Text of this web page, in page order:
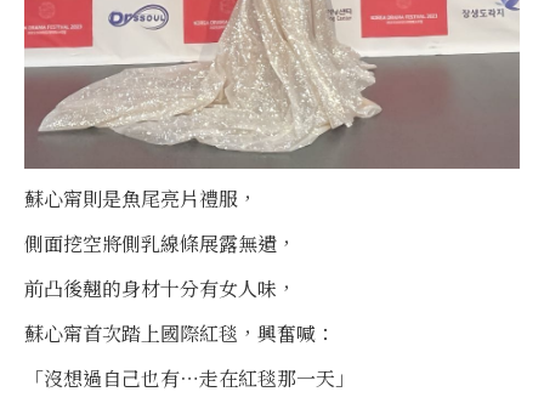
蘇心甯則是魚尾亮片禮服，
側面挖空將側乳線條展露無遺，
前凸後翹的身材十分有女人味，
蘇心甯首次踏上國際紅毯，興奮喊：
「沒想過自己也有⋯走在紅毯那一天」